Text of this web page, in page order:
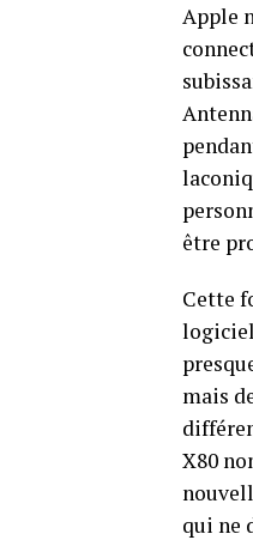
Apple
être
Cette
mais
X80
qui ne